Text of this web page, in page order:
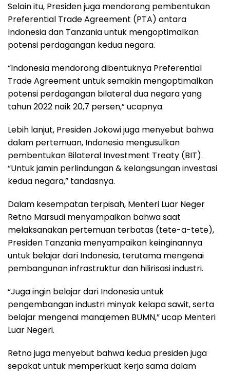
Selain itu, Presiden juga mendorong pembentukan
Preferential Trade Agreement (PTA) antara
Indonesia dan Tanzania untuk mengoptimalkan
potensi perdagangan kedua negara.
“Indonesia mendorong dibentuknya Preferential
Trade Agreement untuk semakin mengoptimalkan
potensi perdagangan bilateral dua negara yang
tahun 2022 naik 20,7 persen,” ucapnya.
Lebih lanjut, Presiden Jokowi juga menyebut bahwa
dalam pertemuan, Indonesia mengusulkan
pembentukan Bilateral Investment Treaty (BIT).
“Untuk jamin perlindungan & kelangsungan investasi
kedua negara,” tandasnya.
Dalam kesempatan terpisah, Menteri Luar Neger
Retno Marsudi menyampaikan bahwa saat
melaksanakan pertemuan terbatas (tete-a-tete),
Presiden Tanzania menyampaikan keinginannya
untuk belajar dari Indonesia, terutama mengenai
pembangunan infrastruktur dan hilirisasi industri.
“Juga ingin belajar dari Indonesia untuk
pengembangan industri minyak kelapa sawit, serta
belajar mengenai manajemen BUMN,” ucap Menteri
Luar Negeri.
Retno juga menyebut bahwa kedua presiden juga
sepakat untuk memperkuat kerja sama dalam